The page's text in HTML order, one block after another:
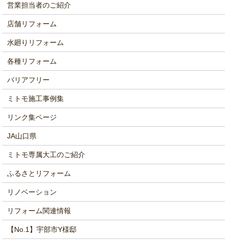
営業担当者のご紹介
店舗リフォーム
水廻りリフォーム
各種リフォーム
バリアフリー
ミトモ施工事例集
リンク集ページ
JA山口県
ミトモ専属大工のご紹介
ふるさとリフォーム
リノベーション
リフォーム関連情報
【No.1】宇部市Y様邸